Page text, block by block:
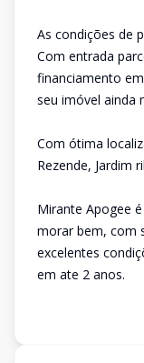
As condições de
Com entrada
financiamento
seu imóvel ainda
Com ótima
Rezende, Jardim
Mirante Apogee
morar bem, com
excelentes
em ate 2 anos.